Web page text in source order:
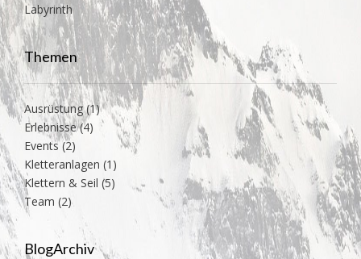
Labyrinth
Themen
Ausrüstung(1)
Erlebnisse(4)
Events(2)
Kletteranlagen (1)
Klettern & Seil (5)
Team (2)
BlogArchiv